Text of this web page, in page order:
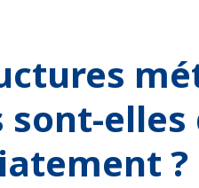
elles
?